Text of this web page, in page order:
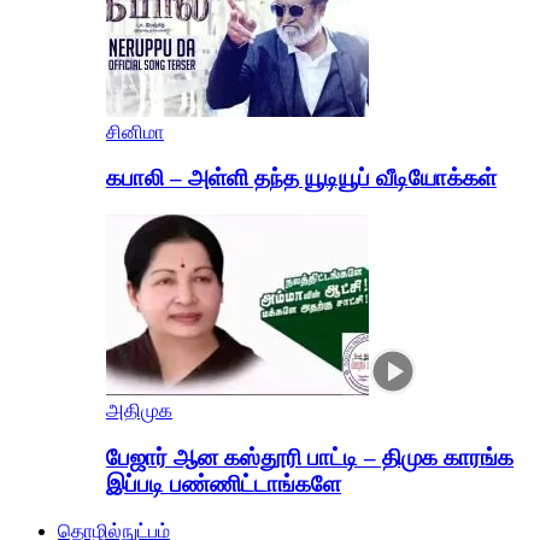
சினிமா
கபாலி – அள்ளி தந்த யூடியூப் வீடியோக்கள்
அதிமுக
பேஜார் ஆன கஸ்தூரி பாட்டி – திமுக காரங்க
இப்படி பண்ணிட்டாங்களே
தொழில்நுட்பம்